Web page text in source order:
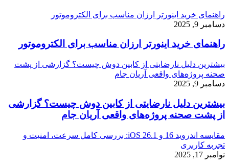
راهنمای خرید اینورتر ارزان مناسب برای الکتروموتور
دسامبر 9, 2025
راهنمای خرید اینورتر ارزان مناسب برای الکتروموتور
بیشترین دلیل نارضایتی از کابین دوش چیست؟ گزارشی از پشت
صحنه پروژه‌های واقعی آریان جام
دسامبر 9, 2025
بیشترین دلیل نارضایتی از کابین دوش چیست؟ گزارشی
از پشت صحنه پروژه‌های واقعی آریان جام
مقایسه اندروید 16 و iOS 26.1: بررسی کامل سرعت، امنیت و
تجربه کاربری
نوامبر 17, 2025